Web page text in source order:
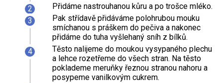
Přidáme nastrouhanou kůru a po trošce mléko.
Pak střídavě přidáváme polohrubou mouku
smíchanou s práškem do pečiva a nakonec
přidáme do tuha vyšlehaný sníh z bílků.
Těsto nalijeme do moukou vysypaného plechu
a lehce rozetřeme do všech stran. Na těsto
poklademe meruňky řeznou stranou nahoru a
posypeme vanilkovým cukrem.